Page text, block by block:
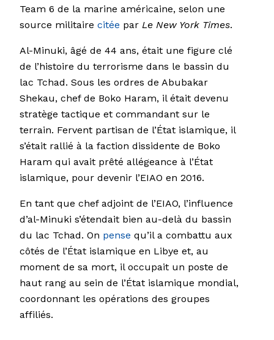
Team 6 de la marine américaine, selon une
source militaire citée par Le New York Times.
Al-Minuki, âgé de 44 ans, était une figure clé
de l’histoire du terrorisme dans le bassin du
lac Tchad. Sous les ordres de Abubakar
Shekau, chef de Boko Haram, il était devenu
stratège tactique et commandant sur le
terrain. Fervent partisan de l’État islamique, il
s’était rallié à la faction dissidente de Boko
Haram qui avait prêté allégeance à l’État
islamique, pour devenir l’EIAO en 2016.
En tant que chef adjoint de l’EIAO, l’influence
d’al-Minuki s’étendait bien au-delà du bassin
du lac Tchad. On pense qu’il a combattu aux
côtés de l’État islamique en Libye et, au
moment de sa mort, il occupait un poste de
haut rang au sein de l’État islamique mondial,
coordonnant les opérations des groupes
affiliés.